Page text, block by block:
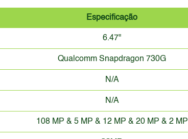
Especificação
6.47"
Qualcomm Snapdragon 730G
N/A
N/A
108 MP & 5 MP & 12 MP & 20 MP & 2 MP